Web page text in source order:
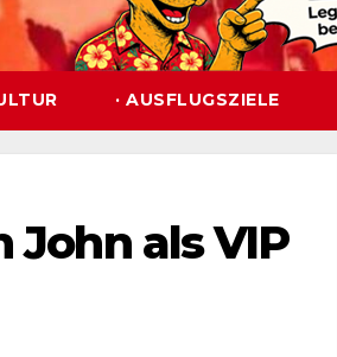
· AUSFLUGSZIELE
John als VIP